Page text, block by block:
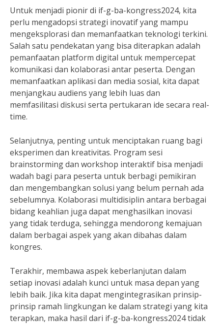
Untuk menjadi pionir di if-g-ba-kongress2024, kita
perlu mengadopsi strategi inovatif yang mampu
mengeksplorasi dan memanfaatkan teknologi terkini.
Salah satu pendekatan yang bisa diterapkan adalah
pemanfaatan platform digital untuk mempercepat
komunikasi dan kolaborasi antar peserta. Dengan
memanfaatkan aplikasi dan media sosial, kita dapat
menjangkau audiens yang lebih luas dan
memfasilitasi diskusi serta pertukaran ide secara real-
time.
Selanjutnya, penting untuk menciptakan ruang bagi
eksperimen dan kreativitas. Program sesi
brainstorming dan workshop interaktif bisa menjadi
wadah bagi para peserta untuk berbagi pemikiran
dan mengembangkan solusi yang belum pernah ada
sebelumnya. Kolaborasi multidisiplin antara berbagai
bidang keahlian juga dapat menghasilkan inovasi
yang tidak terduga, sehingga mendorong kemajuan
dalam berbagai aspek yang akan dibahas dalam
kongres.
Terakhir, membawa aspek keberlanjutan dalam
setiap inovasi adalah kunci untuk masa depan yang
lebih baik. Jika kita dapat mengintegrasikan prinsip-
prinsip ramah lingkungan ke dalam strategi yang kita
terapkan, maka hasil dari if-g-ba-kongress2024 tidak